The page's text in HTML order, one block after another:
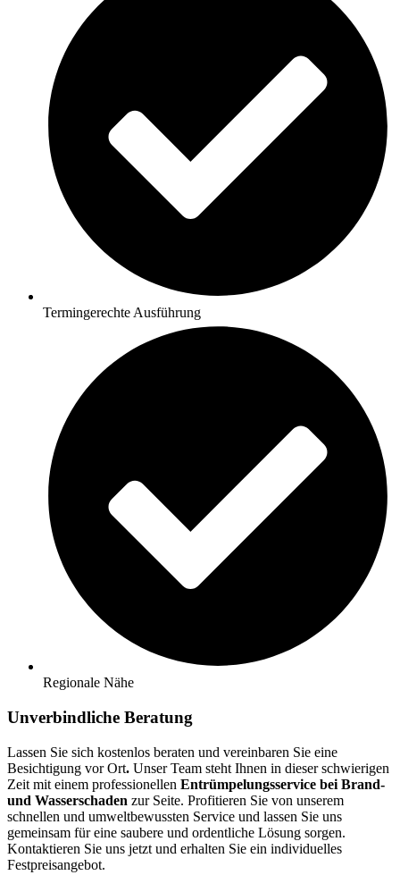
Termingerechte Ausführung
Regionale Nähe
Unverbindliche Beratung
Lassen Sie sich kostenlos beraten und vereinbaren Sie eine
Besichtigung vor Ort. Unser Team steht Ihnen in dieser schwierigen
Zeit mit einem professionellen Entrümpelungsservice bei Brand-
und Wasserschaden zur Seite. Profitieren Sie von unserem
schnellen und umweltbewussten Service und lassen Sie uns
gemeinsam für eine saubere und ordentliche Lösung sorgen.
Kontaktieren Sie uns jetzt und erhalten Sie ein individuelles
Festpreisangebot.